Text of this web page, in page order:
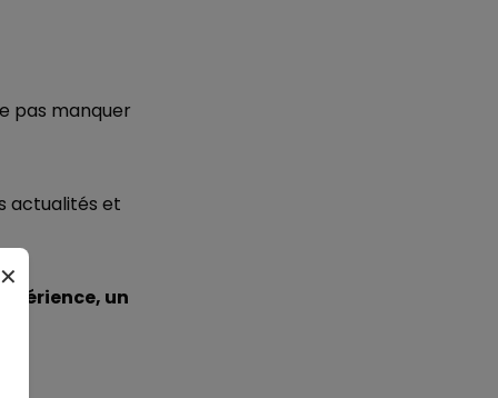
pas manquer
actualités et
un
✕